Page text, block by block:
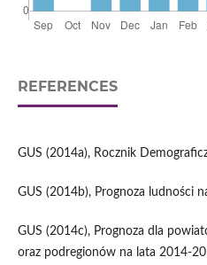
REFERENCES
GUS (2014a), Rocznik
GUS (2014b), Prognoza ludności
GUS (2014c), Prognoza dla
oraz podregionów na lata 2014-